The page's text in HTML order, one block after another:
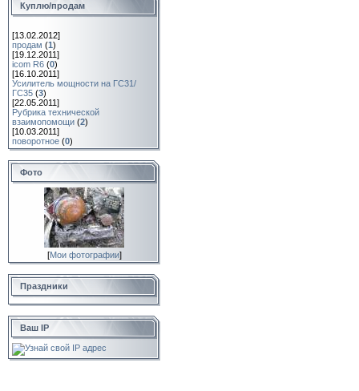
Куплю/продам
[13.02.2012]
продам (1)
[19.12.2011]
icom R6 (0)
[16.10.2011]
Усилитель мощности на ГС31/
ГС35 (3)
[22.05.2011]
Рубрика технической
взаимопомощи (2)
[10.03.2011]
поворотное (0)
Фото
[Мои фотографии]
Праздники
Ваш IP